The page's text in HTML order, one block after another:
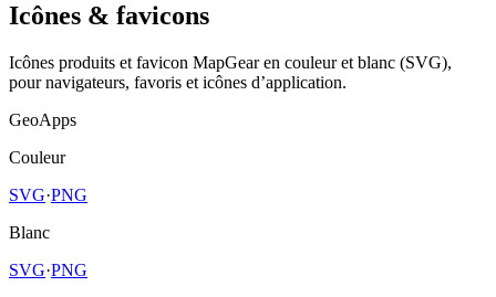
Icônes & favicons
Icônes produits et favicon MapGear en couleur et blanc (SVG),
pour navigateurs, favoris et icônes d’application.
GeoApps
Couleur
SVG·PNG
Blanc
SVG·PNG